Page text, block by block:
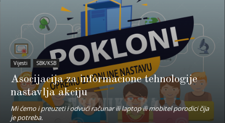
Vijesti SBK/KSB
Asocijacija za informacione tehnologije
nastavlja akciju
Mi ćemo i preuzeti i odvući računar ili laptop ili mobitel porodici čija
je potreba.